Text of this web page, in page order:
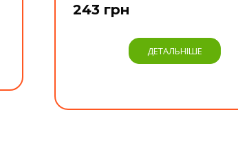
243 грн
ДЕТАЛЬНІШЕ